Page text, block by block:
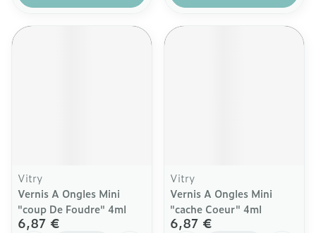
Vitry
Vernis A Ongles Mini
"coup De Foudre" 4ml
6,87 €
Vitry
Vernis A Ongles Mini
"cache Coeur" 4ml
6,87 €